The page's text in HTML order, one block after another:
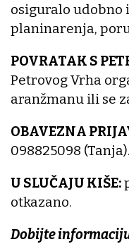
osiguralo udobno
planinarenja,
POVRATAK S
Petrovog Vrha
aranžmanu ili se
OBAVEZNA
098825098 (Tanja).
U SLUČAJU KIŠE:
otkazano.
Dobijte